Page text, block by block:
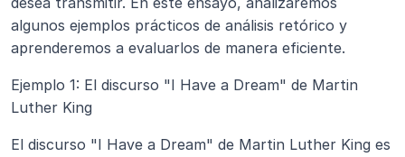
algunos ejemplos prácticos de análisis retórico y
aprenderemos a evaluarlos de manera eficiente.
Ejemplo 1: El discurso "I Have a Dream" de Martin
Luther King
El discurso "I Have a Dream" de Martin Luther King es